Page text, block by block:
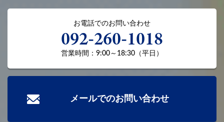
お電話でのお問い合わせ
092-260-1018
営業時間：9:00～18:30（平日）
メールでのお問い合わせ